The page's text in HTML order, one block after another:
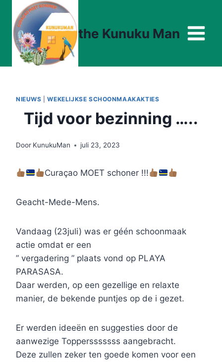
Doorgaan
naar
inhoud
the Kunuku Man
NIEUWS |WEKELIJKSE SCHOONMAAKAKTIES
Tijd voor bezinning …..
Door KunukuMan juli 23, 2023
Curaçao MOET schoner !!!
Geacht-Mede-Mens.
Vandaag (23juli) was er géén schoonmaak
actie omdat er een
” vergadering ” plaats vond op PLAYA
PARASASA.
Daar werden, op een gezellige en relaxte
manier, de bekende puntjes op de i gezet.
Er werden ideeën en suggesties door de
aanwezige Toppersssssss aangebracht.
Deze zullen zeker ten goede komen voor een